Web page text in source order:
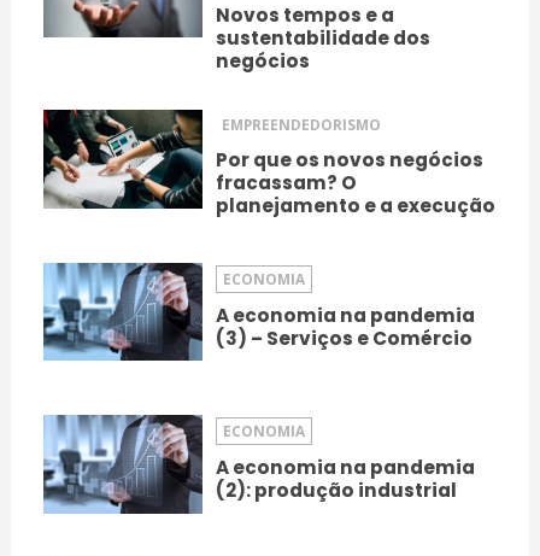
Novos tempos e a
sustentabilidade dos
negócios
EMPREENDEDORISMO
Por que os novos negócios
fracassam? O
planejamento e a execução
ECONOMIA
A economia na pandemia
(3) – Serviços e Comércio
ECONOMIA
A economia na pandemia
(2): produção industrial